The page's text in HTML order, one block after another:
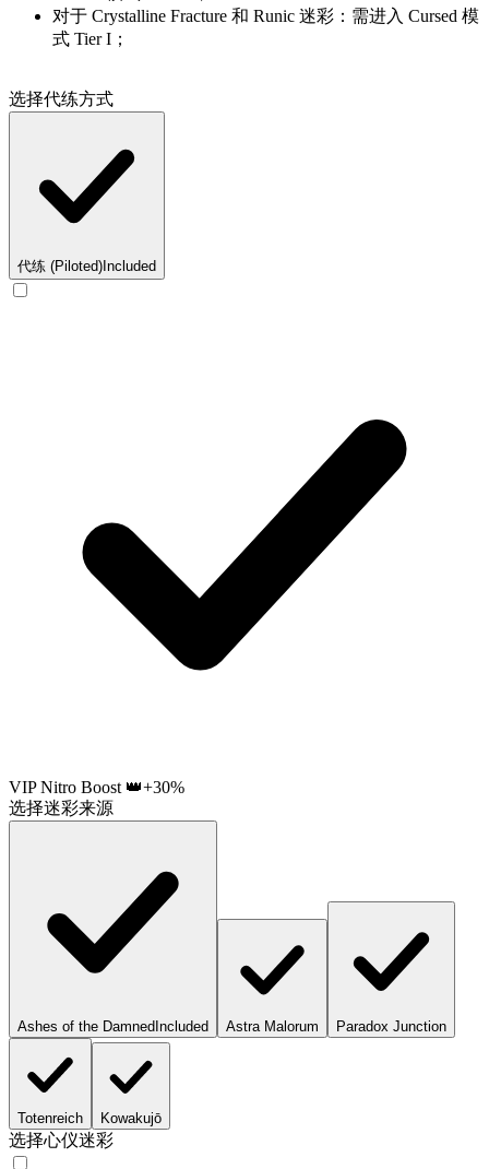
对于 Crystalline Fracture 和 Runic 迷彩：需进入 Cursed 模
式 Tier I；
选择代练方式
代练 (Piloted) Included
VIP Nitro Boost 👑+30%
选择迷彩来源
Ashes of the Damned Included Astra Malorum Paradox Junction
Totenreich Kowakujō
选择心仪迷彩